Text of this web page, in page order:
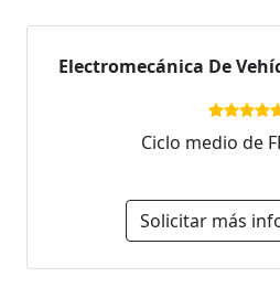
Electromecánica De
Ciclo medio de
Solicitar más